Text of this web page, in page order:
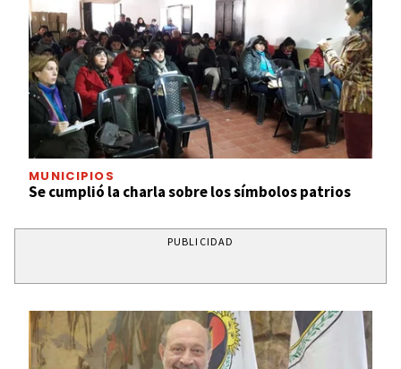
MUNICIPIOS
Se cumplió la charla sobre los símbolos patrios
PUBLICIDAD